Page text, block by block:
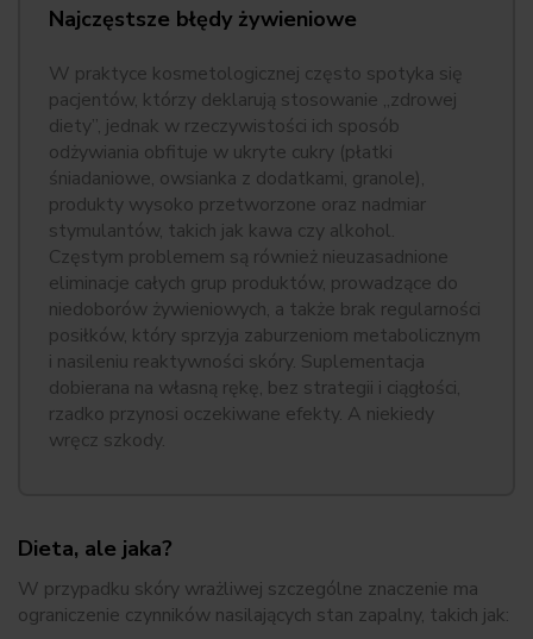
Najczęstsze błędy żywieniowe
W praktyce kosmetologicznej często spotyka się
pacjentów, którzy deklarują stosowanie „zdrowej
diety”, jednak w rzeczywistości ich sposób
odżywiania obfituje w ukryte cukry (płatki
śniadaniowe, owsianka z dodatkami, granole),
produkty wysoko przetworzone oraz nadmiar
stymulantów, takich jak kawa czy alkohol.
Częstym problemem są również nieuzasadnione
eliminacje całych grup produktów, prowadzące do
niedoborów żywieniowych, a także brak regularności
posiłków, który sprzyja zaburzeniom metabolicznym
i nasileniu reaktywności skóry. Suplementacja
dobierana na własną rękę, bez strategii i ciągłości,
rzadko przynosi oczekiwane efekty. A niekiedy
wręcz szkody.
Dieta, ale jaka?
W przypadku skóry wrażliwej szczególne znaczenie ma
ograniczenie czynników nasilających stan zapalny, takich jak: